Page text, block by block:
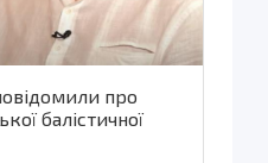
про
балістичної